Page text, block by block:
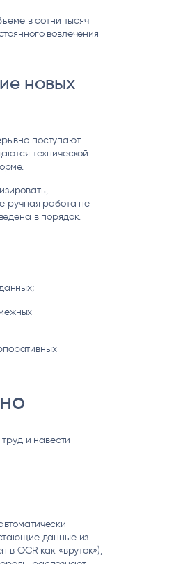
в сотни тысяч
вовлечения
новых
поступают
технической
ручная работа не
в порядок.
и навести
данные из
OCR как «вруток»),